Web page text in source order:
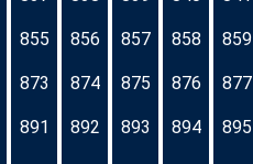
855 856 857 858 859
873 874 875 876 877
891 892 893 894 895